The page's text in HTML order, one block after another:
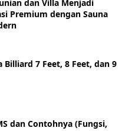
dan Villa Menjadi
Premium dengan Sauna
Billiard 7 Feet, 8 Feet, dan 9
dan Contohnya (Fungsi,